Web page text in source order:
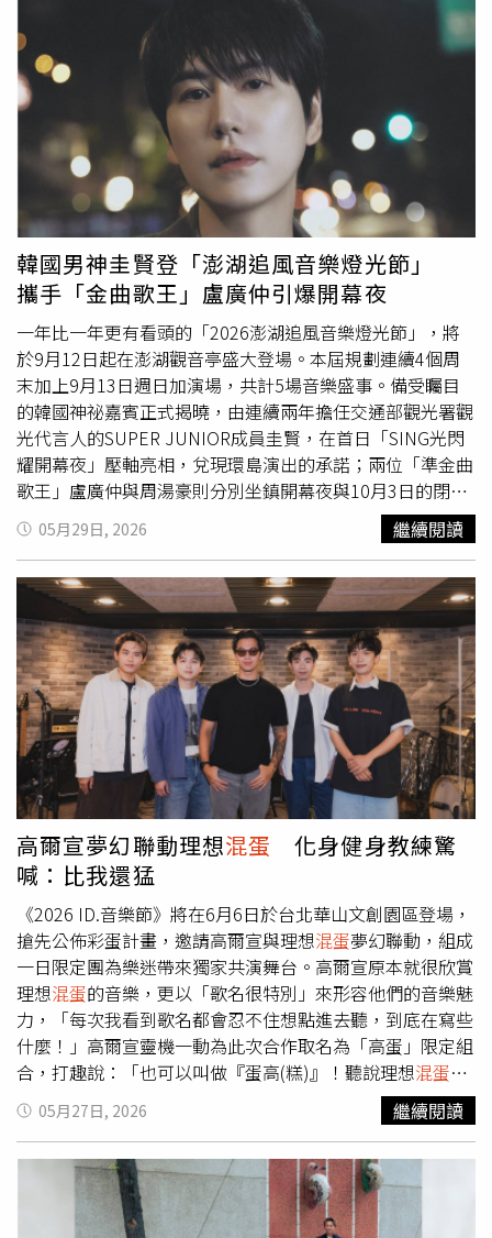
呼應著演唱會名稱「HI WE1」的類電話話筒設計，象徵著
一條長長的時間軌道，在上面記錄聲音，串起回憶和情感。
韋禮安表示每次站上小巨蛋，他都會跟導演許願要有延伸
台，才能跟所有的觀眾互動，笑說：「今天最大的挑戰就是
跟每一區的你們打招呼，我最害怕的是整場演唱會你們只會
看到我的屁股，這樣就太便宜你們了！」韋禮安解釋演唱會
名稱由來。（圖／蘇聖倫攝）提到演唱會名稱，韋禮安解
釋：「會取這個名字表面上看起來很胡鬧，但打電話代表人
與人之間的連結，想藉由這場演唱會表達我整個人的心境與
狀態。」由於延伸舞台很長，讓他打趣說：「我沒帶手機，
不然演唱會結束能種出三隻皮克敏。」今天剛好是蘇打綠的
成軍日，馨儀又是演唱會導演，因此團員們都力挺，與韋禮
安一同參加《披荊斬棘的哥哥4》的林志玲老公AKIRA也到
場支持，此外五月天的瑪莎、品冠、阿Ken、蔡旻佑理想混
蛋、冰球樂團等人都現身。此次兩場演出都完售，吸引約2
萬人同樂，成本則超過4千萬。
韓國男神圭賢登「澎湖追風音樂燈光節」
攜手「金曲歌王」盧廣仲引爆開幕夜
一年比一年更有看頭的「2026澎湖追風音樂燈光節」，將
於9月12日起在澎湖觀音亭盛大登場。本屆規劃連續4個周
末加上9月13日週日加演場，共計5場音樂盛事。備受矚目
的韓國神祕嘉賓正式揭曉，由連續兩年擔任交通部觀光署觀
光代言人的SUPER JUNIOR成員圭賢，在首日「SING光閃
耀開幕夜」壓軸亮相，兌現環島演出的承諾；兩位「準金曲
歌王」盧廣仲與周湯豪則分別坐鎮開幕夜與10月3日的閉幕
夜，星光陣容引爆粉絲期待。金曲歌王盧廣仲將在「SING
光閃耀開幕夜」獻唱。（圖／ 三立提供）本屆演出陣容堅
強：9月12日開幕夜由圭賢、盧廣仲及人氣樂團TRASH揭開
序幕；13日「聲浪漫遊夜」匯集理想混蛋、宇宙人與新團
PALLAS帕拉斯；19日「微醺節拍夜」由美秀集團、芒果
醬、椅子樂團、胡凱兒接力嗨翻；26日「音浪狂潮夜」由玖
壹壹、高爾宣OSN、PIZZALI點燃舞台；10月3日最終回
「熱浪搖擺夜」則由安心亞、怕胖團與周湯豪攜手將活動推
向最高潮。「2026澎湖追風音樂燈光節」，將於9月12日起
在澎湖觀音亭盛大登場。（圖／三立提供）曾參與演出的盧
廣仲與周湯豪皆對澎湖的熱情歌迷與海鮮美食念念不忘，並
笑稱已做好迎戰澎湖海風的髮型準備；首次到外島演出的美
秀集團也興奮表示期待大啖仙人掌冰。活動將自9月12日一
路嗨到10月3日，歡迎全台民眾到澎湖追風、聽音樂、看明
星。
05月29日, 2026 繼續閱讀
高爾宣夢幻聯動理想混蛋 化身健身教練驚
喊：比我還猛
《2026 ID.音樂節》將在6月6日於台北華山文創園區登場，
搶先公佈彩蛋計畫，邀請高爾宣與理想混蛋夢幻聯動，組成
一日限定團為樂迷帶來獨家共演舞台。高爾宣原本就很欣賞
理想混蛋的音樂，更以「歌名很特別」來形容他們的音樂魅
力，「每次我看到歌名都會忍不住想點進去聽，到底在寫些
什麼！」高爾宣靈機一動為此次合作取名為「高蛋」限定組
合，打趣說：「也可以叫做『蛋高(糕)』！聽說理想混蛋要
站上高雄巨蛋開唱了，預祝他們票房秒殺！」理想混蛋得知
能與高爾宣合作，興奮直呼：「絕對是一個很酷的合作！」
提及對高爾宣的印象，四位團員們都認為他是樂壇最帥的饒
舌歌手之一，更分別以「自信、從容、帥氣、走心」四個關
鍵字形容高爾宣的音樂魅力，期待除了舞台共演外，未來能
有機會一起用搖滾及饒舌JAM出一首新歌，理想
主唱雞
05月27日, 2026 繼續閱讀